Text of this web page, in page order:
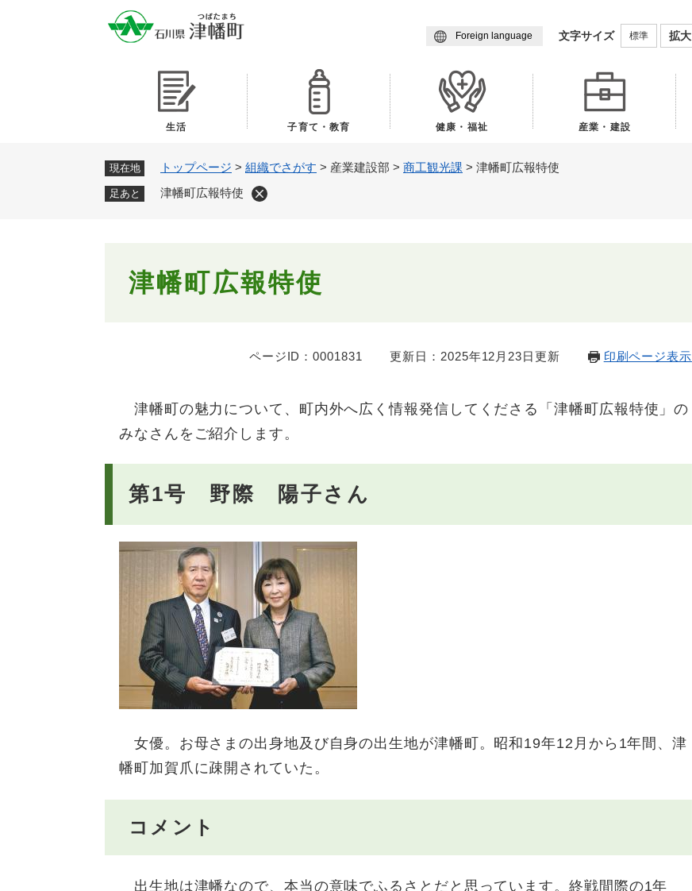
Foreign language 文字サイズ 標準 拡大
生活 子育て・教育 健康・福祉 産業・建設
現在地 トップページ > 組織でさがす > 産業建設部 > 商工観光課 > 津幡町広報特使
足あと 津幡町広報特使
津幡町広報特使
ページID：0001831 更新日：2025年12月23日更新 印刷ページ表示
津幡町の魅力について、町内外へ広く情報発信してくださる「津幡町広報特使」の
みなさんをご紹介します。
第1号 野際 陽子さん
女優。お母さまの出身地及び自身の出生地が津幡町。昭和19年12月から1年間、津
幡町加賀爪に疎開されていた。
コメント
出生地は津幡なので、本当の意味でふるさとだと思っています。終戦間際の1年